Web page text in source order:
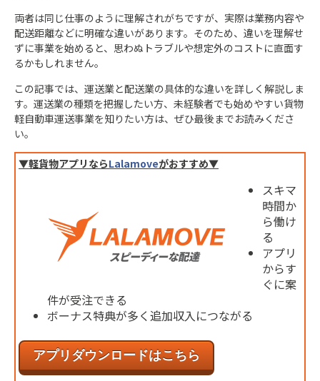
両者は同じ仕事のように理解されがちですが、実際は業務内容や
配送距離などに明確な違いがあります。そのため、違いを理解せ
ずに事業を始めると、思わぬトラブルや想定外のコストに直面す
るかもしれません。
この記事では、運送業と配送業の具体的な違いを詳しく解説しま
す。運送業の種類を把握したい方、未経験者でも始めやすい貨物
軽自動車運送事業を知りたい方は、ぜひ最後までお読みくださ
い。
▼軽貨物アプリならLalamoveがおすすめ▼
スキマ
時間か
ら働け
る
アプリ
からす
ぐに案
件が受注できる
ボーナス特典が多く追加収入につながる
アプリダウンロードはこちら